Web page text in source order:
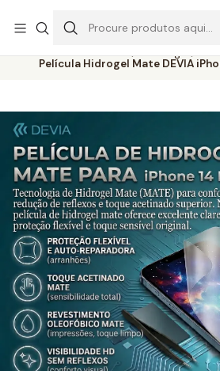
Início Catálogo
Película Hidrogel Mate DEVIA